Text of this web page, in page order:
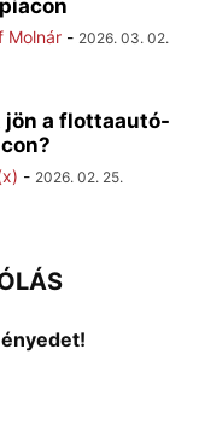
Molnár - 2026. 03. 02.
a flottaautó-
- 2026. 02. 25.